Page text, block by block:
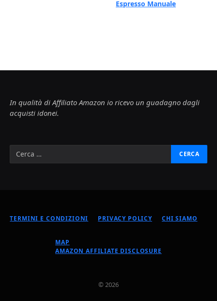
Espresso Manuale
In qualità di Affiliato Amazon io ricevo un guadagno dagli
acquisti idonei.
TERMINI E CONDIZIONI PRIVACY POLICY CHI SIAMO
MAP
AMAZON AFFILIATE DISCLOSURE
© 2026